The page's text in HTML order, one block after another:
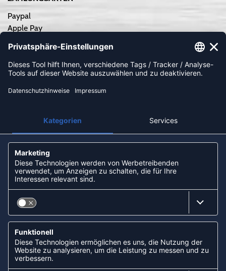
Paypal
Apple Pay
Kreditkarte
Rechnungskauf
Vorkasse
KOOPERATIONEN